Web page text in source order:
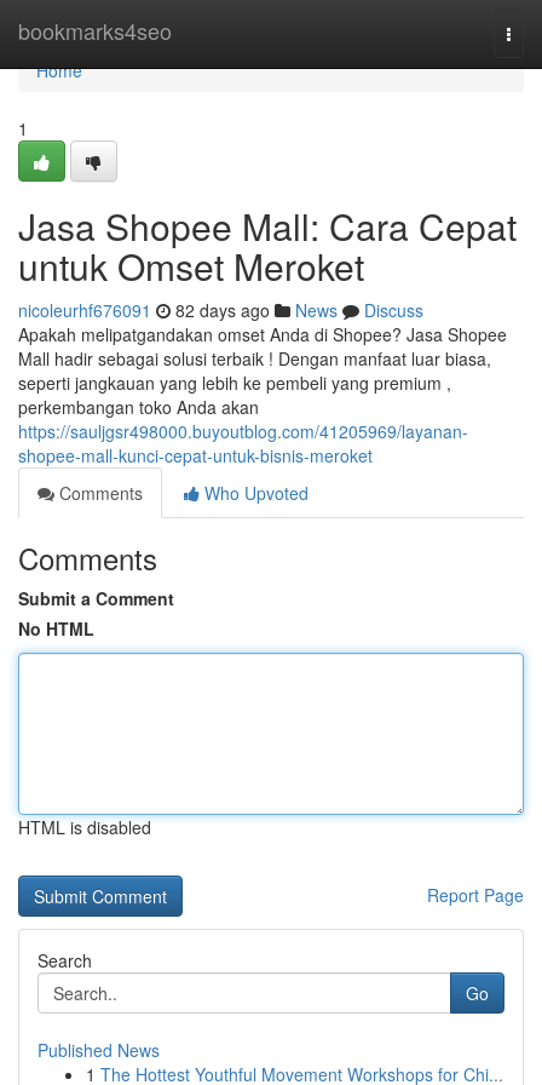
bookmarks4seo
Home
Home
1
Jasa Shopee Mall: Cara Cepat
untuk Omset Meroket
nicoleurhf676091 82 days ago News
Discuss
Apakah melipatgandakan omset Anda di Shopee? Jasa Shopee
Mall hadir sebagai solusi terbaik ! Dengan manfaat luar biasa,
seperti jangkauan yang lebih ke pembeli yang premium ,
perkembangan toko Anda akan
https://sauljgsr498000.buyoutblog.com/41205969/layanan-
shopee-mall-kunci-cepat-untuk-bisnis-meroket
Comments
Who Upvoted
Comments
Submit a Comment
No HTML
HTML is disabled
Report Page
Search
Go
Published News
1 The Hottest Youthful Movement Workshops for Chi...